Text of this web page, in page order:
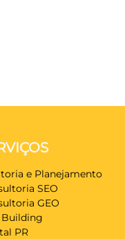
e Planejamento
SEO
GEO
Building
PR